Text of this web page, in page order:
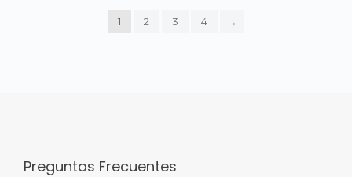
1 2 3 4 →
Preguntas Frecuentes